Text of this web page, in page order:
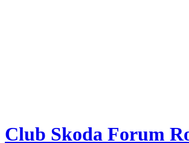
Club Skoda Forum